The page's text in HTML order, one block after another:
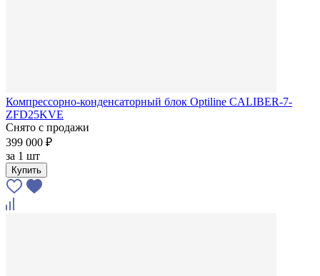
Компрессорно-конденсаторный блок Optiline CALIBER-7-
ZFD25KVE
Снято с продажи
399 000 ₽
за 1 шт
Купить